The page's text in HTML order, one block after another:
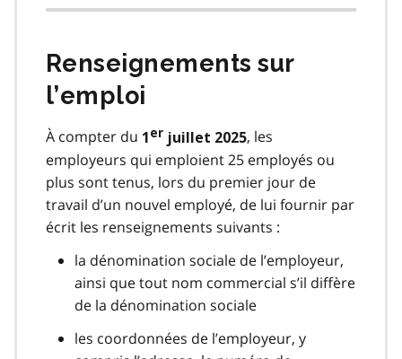
Renseignements sur
l’emploi
À compter du 1 er juillet 2025, les
employeurs qui emploient 25 employés ou
plus sont tenus, lors du premier jour de
travail d’un nouvel employé, de lui fournir par
écrit les renseignements suivants :
la dénomination sociale de l’employeur,
ainsi que tout nom commercial s’il diffère
de la dénomination sociale
les coordonnées de l’employeur, y